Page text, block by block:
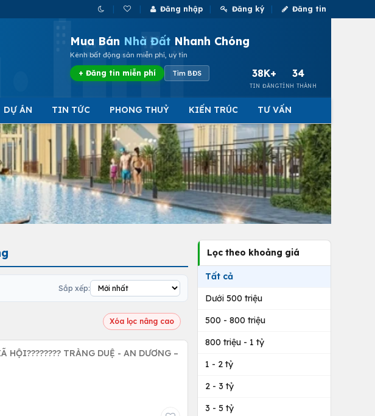
Đăng nhập Đăng ký Đăng tin
Mua Bán Nhà Đất Nhanh Chóng
Kênh bất động sản miễn phí, uy tín
+ Đăng tin miễn phí Tìm BĐS 38K+
TIN ĐĂNG
34
TỈNH THÀNH
DỰ ÁN TIN TỨC PHONG THUỶ KIẾN TRÚC TƯ VẤN
Sắp xếp:
Xóa lọc nâng cao
HỘI???????? TRÀNG DUỆ - AN DƯƠNG –
Lọc theo khoảng giá
Tất cả
Dưới 500 triệu
500 - 800 triệu
800 triệu - 1 tỷ
1 - 2 tỷ
2 - 3 tỷ
3 - 5 tỷ